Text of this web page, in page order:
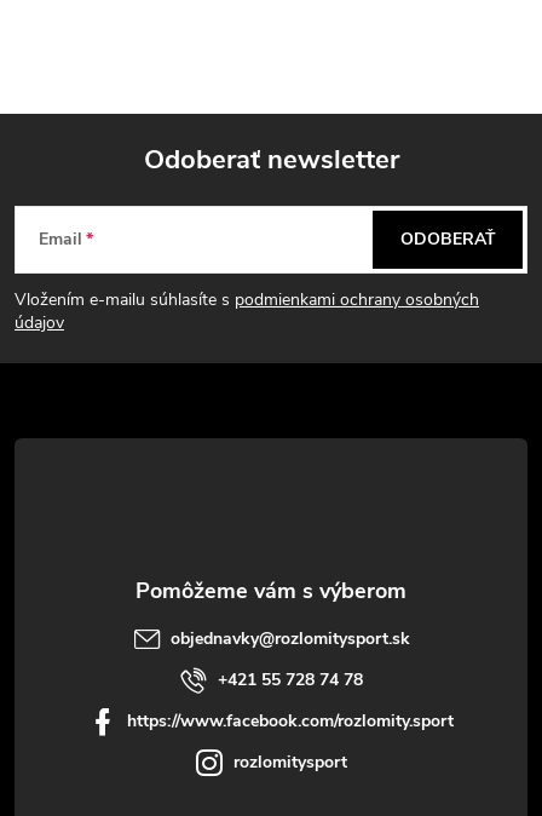
Z
á
p
t
Odoberať newsletter
Email
Vložením e-mailu súhlasíte s podmienkami ochrany osobných
údajov
ODOBERAŤ
objednavky@rozlomitysport.sk
+421 55 728 74 78
https://www.facebook.com/rozlomity.sport
rozlomitysport